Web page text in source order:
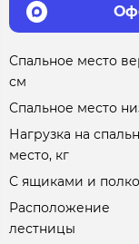
Спальное место
см
Спальное место
Нагрузка на
место, кг
С ящиками и
Расположение
лестницы